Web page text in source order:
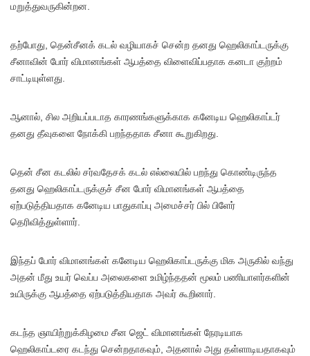
மறுத்துவருகின்றன.
தற்போது, தென்சீனக் கடல் வழியாகச் சென்ற தனது ஹெலிகாப்டருக்கு
சீனாவின் போர் விமானங்கள் ஆபத்தை விளைவிப்பதாக கனடா குற்றம்
சாட்டியுள்ளது.
ஆனால், சில அறியப்படாத காரணங்களுக்காக கனேடிய ஹெலிகாப்டர்
தனது தீவுகளை நோக்கி பறந்ததாக சீனா கூறுகிறது.
தென் சீன கடலில் சர்வதேசக் கடல் எல்லையில் பறந்து கொண்டிருந்த
தனது ஹெலிகாப்டருக்குச் சீன போர் விமானங்கள் ஆபத்தை
ஏற்படுத்தியதாக கனேடிய பாதுகாப்பு அமைச்சர் பில் பிளேர்
தெரிவித்துள்ளார்.
இந்தப் போர் விமானங்கள் கனேடிய ஹெலிகாப்டருக்கு மிக அருகில் வந்து
அதன் மீது உயர் வெப்ப அலைகளை உமிழ்ந்ததன் மூலம் பணியாளர்களின்
உயிருக்கு ஆபத்தை ஏற்படுத்தியதாக அவர் கூறினார்.
கடந்த ஞாயிற்றுக்கிழமை சீன ஜெட் விமானங்கள் நேரடியாக
ஹெலிகாப்டரை கடந்து சென்றதாகவும், அதனால் அது தள்ளாடியதாகவும்